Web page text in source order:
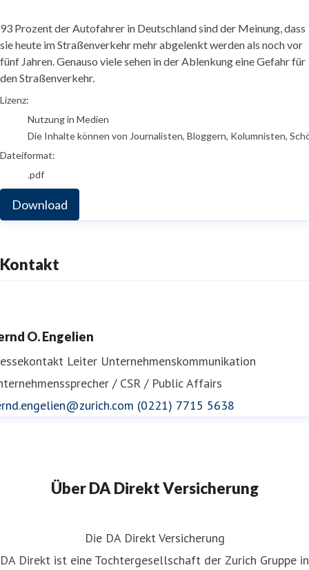
93 Prozent der Autofahrer in Deutschland sind der Meinung, dass
sie heute im Straßenverkehr mehr abgelenkt werden als noch vor
fünf Jahren. Genauso viele sehen in der Ablenkung eine Gefahr für
den Straßenverkehr.
go to media item
Lizenz:
Nutzung in Medien
Die Inhalte können von Journalisten, Bloggern, Kolumnisten,
Dateiformat:
.pdf
Download
Kontakt
O. Engelien
Leiter Unternehmenskommunikation
/ CSR / Public Affairs
(0221) 7715 5638
Über DA Direkt Versicherung
Die DA Direkt Versicherung
DA Direkt ist eine Tochtergesellschaft der Zurich Gruppe in